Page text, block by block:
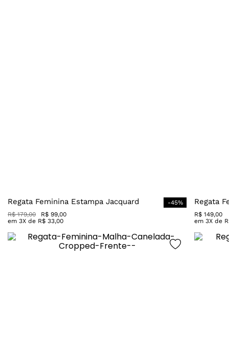
Regata Feminina Estampa Jacquard -45%
R$ 179,00 R$ 99,00
em 3X de R$ 33,00
Regata
R$ 149,00
em 3X de